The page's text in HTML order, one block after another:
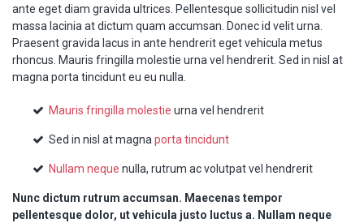
ante eget diam gravida ultrices. Pellentesque sollicitudin nisl vel
massa lacinia at dictum quam accumsan. Donec id velit urna.
Praesent gravida lacus in ante hendrerit eget vehicula metus
rhoncus. Mauris fringilla molestie urna vel hendrerit. Sed in nisl at
magna porta tincidunt eu eu nulla.
Mauris fringilla molestie urna vel hendrerit
Sed in nisl at magna porta tincidunt
Nullam neque nulla, rutrum ac volutpat vel hendrerit
Nunc dictum rutrum accumsan. Maecenas tempor
pellentesque dolor, ut vehicula justo luctus a. Nullam neque